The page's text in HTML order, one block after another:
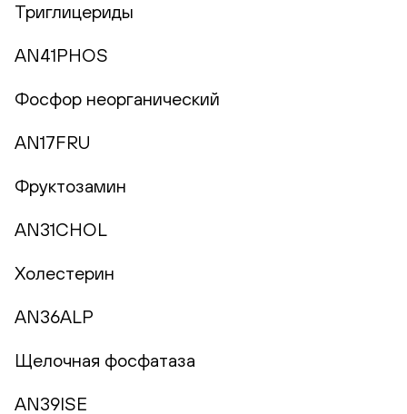
Триглицериды
AN41PHOS
Фосфор неорганический
AN17FRU
Фруктозамин
AN31CHOL
Холестерин
AN36ALP
Щелочная фосфатаза
AN39ISE